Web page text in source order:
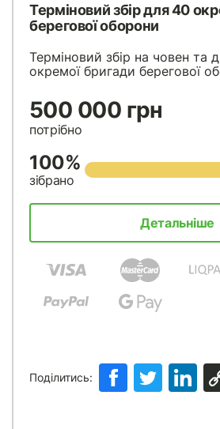
Терміновий збір для 40
берегової оборони
Терміновий збір на човен та
окремої бригади берегової
500 000 грн
потрібно
100%
зібрано
Детальніше
Поділитись: